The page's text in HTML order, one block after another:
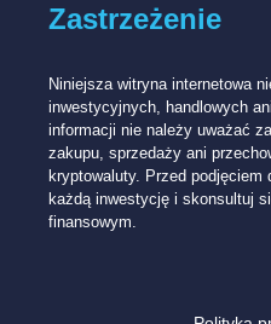
Zastrzeżenie
Niniejsza witryna internetowa
inwestycyjnych, handlowych
informacji nie należy uważać
zakupu, sprzedaży ani
kryptowaluty. Przed podjęciem
każdą inwestycję i skonsultuj
finansowym.